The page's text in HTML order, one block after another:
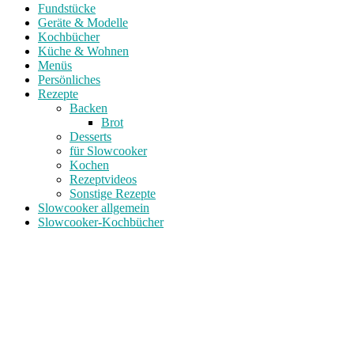
Fundstücke
Geräte & Modelle
Kochbücher
Küche & Wohnen
Menüs
Persönliches
Rezepte
Backen
Brot
Desserts
für Slowcooker
Kochen
Rezeptvideos
Sonstige Rezepte
Slowcooker allgemein
Slowcooker-Kochbücher